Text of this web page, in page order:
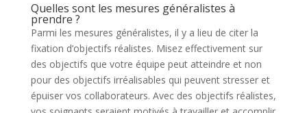
Quelles sont les mesures généralistes à
prendre ?
Parmi les mesures généralistes, il y a lieu de citer la
fixation d’objectifs réalistes. Misez effectivement sur
des objectifs que votre équipe peut atteindre et non
pour des objectifs irréalisables qui peuvent stresser et
épuiser vos collaborateurs. Avec des objectifs réalistes,